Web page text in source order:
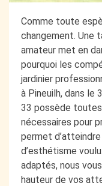
Comme toute
changement. Une
amateur met en
pourquoi les
jardinier
à Pineuilh, dans le
33 possède
nécessaires pour
permet
d’esthétisme
adaptés, nous
hauteur de vos